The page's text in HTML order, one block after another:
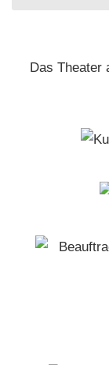
Das Theater